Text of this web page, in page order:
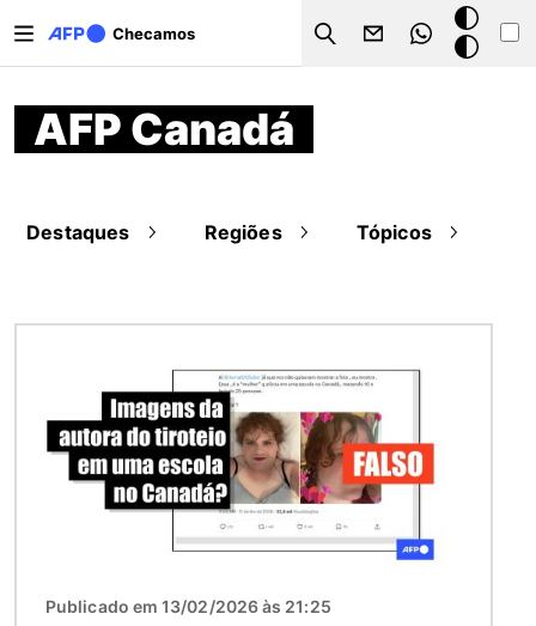
Checamos
Search
Modo
escuro
AFP Canadá
Destaques Regiões Tópicos
Publicado em 13/02/2026 às 21:25